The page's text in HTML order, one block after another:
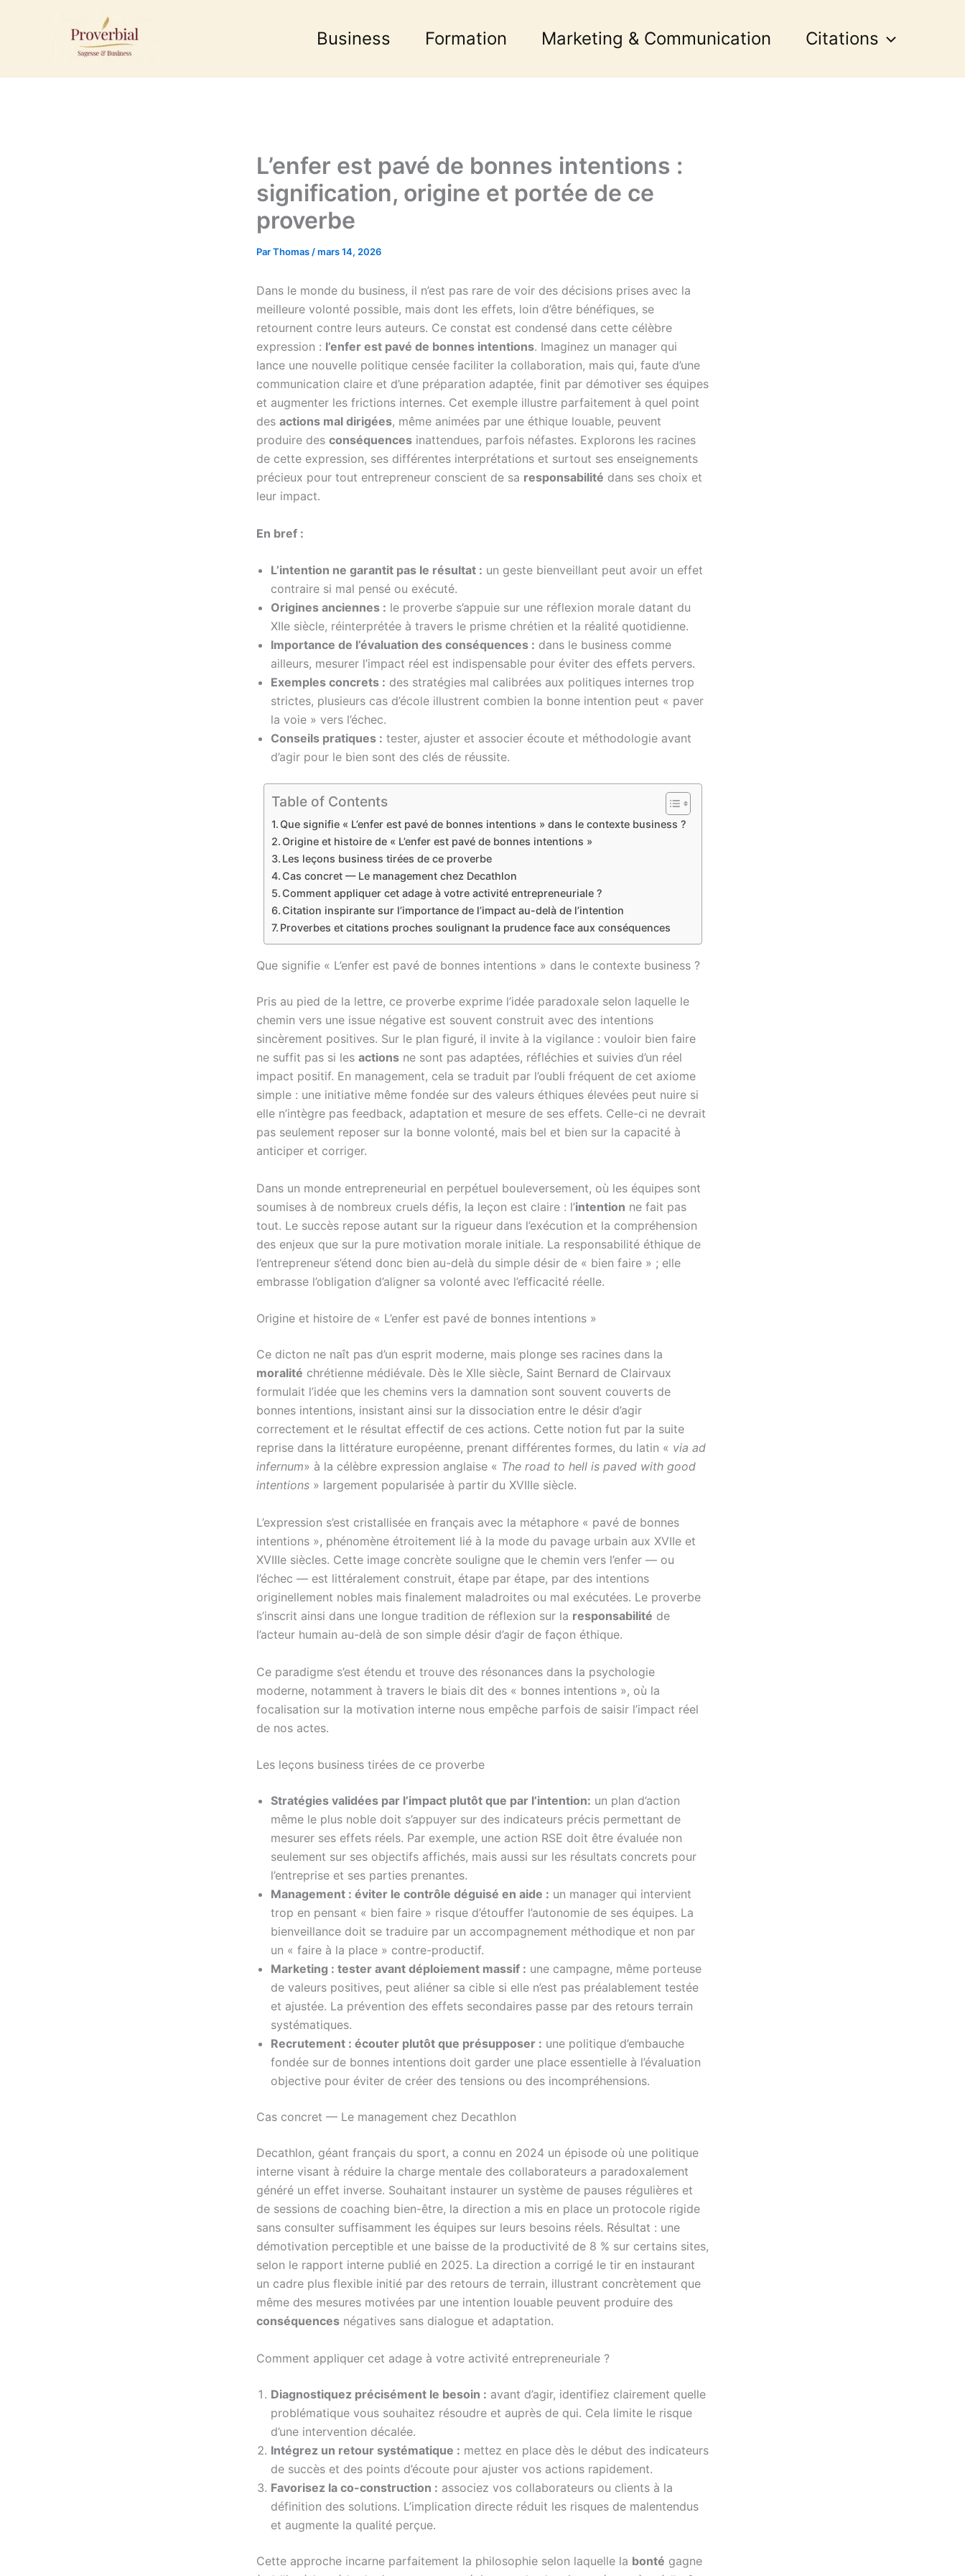
Business Formation Marketing & Communication Citations
L’enfer est pavé de bonnes intentions :
signification, origine et portée de ce
proverbe
ParThomas /mars 14, 2026
Dans le monde du business, il n’est pas rare de voir des décisions prises avec la
meilleure volonté possible, mais dont les effets, loin d’être bénéfiques, se
retournent contre leurs auteurs. Ce constat est condensé dans cette célèbre
expression : l’enfer est pavé de bonnes intentions. Imaginez un manager qui
lance une nouvelle politique censée faciliter la collaboration, mais qui, faute d’une
communication claire et d’une préparation adaptée, finit par démotiver ses équipes
et augmenter les frictions internes. Cet exemple illustre parfaitement à quel point
des actions mal dirigées, même animées par une éthique louable, peuvent
produire des conséquences inattendues, parfois néfastes. Explorons les racines
de cette expression, ses différentes interprétations et surtout ses enseignements
précieux pour tout entrepreneur conscient de sa responsabilité dans ses choix et
leur impact.
En bref :
L’intention ne garantit pas le résultat : un geste bienveillant peut avoir un effet
contraire si mal pensé ou exécuté.
Origines anciennes : le proverbe s’appuie sur une réflexion morale datant du
XIIe siècle, réinterprétée à travers le prisme chrétien et la réalité quotidienne.
Importance de l’évaluation des conséquences : dans le business comme
ailleurs, mesurer l’impact réel est indispensable pour éviter des effets pervers.
Exemples concrets : des stratégies mal calibrées aux politiques internes trop
strictes, plusieurs cas d’école illustrent combien la bonne intention peut « paver
la voie » vers l’échec.
Conseils pratiques : tester, ajuster et associer écoute et méthodologie avant
d’agir pour le bien sont des clés de réussite.
Table of Contents
Que signifie « L’enfer est pavé de bonnes intentions » dans le contexte business ?
Origine et histoire de « L’enfer est pavé de bonnes intentions »
Les leçons business tirées de ce proverbe
Cas concret — Le management chez Decathlon
Comment appliquer cet adage à votre activité entrepreneuriale ?
Citation inspirante sur l’importance de l’impact au-delà de l’intention
Proverbes et citations proches soulignant la prudence face aux conséquences
Que signifie « L’enfer est pavé de bonnes intentions » dans le contexte business ?
Pris au pied de la lettre, ce proverbe exprime l’idée paradoxale selon laquelle le
chemin vers une issue négative est souvent construit avec des intentions
sincèrement positives. Sur le plan figuré, il invite à la vigilance : vouloir bien faire
ne suffit pas si les actions ne sont pas adaptées, réfléchies et suivies d’un réel
impact positif. En management, cela se traduit par l’oubli fréquent de cet axiome
simple : une initiative même fondée sur des valeurs éthiques élevées peut nuire si
elle n’intègre pas feedback, adaptation et mesure de ses effets. Celle-ci ne devrait
pas seulement reposer sur la bonne volonté, mais bel et bien sur la capacité à
anticiper et corriger.
Dans un monde entrepreneurial en perpétuel bouleversement, où les équipes sont
soumises à de nombreux cruels défis, la leçon est claire : l’intention ne fait pas
tout. Le succès repose autant sur la rigueur dans l’exécution et la compréhension
des enjeux que sur la pure motivation morale initiale. La responsabilité éthique de
l’entrepreneur s’étend donc bien au-delà du simple désir de « bien faire » ; elle
embrasse l’obligation d’aligner sa volonté avec l’efficacité réelle.
Origine et histoire de « L’enfer est pavé de bonnes intentions »
Ce dicton ne naît pas d’un esprit moderne, mais plonge ses racines dans la
moralité chrétienne médiévale. Dès le XIIe siècle, Saint Bernard de Clairvaux
formulait l’idée que les chemins vers la damnation sont souvent couverts de
bonnes intentions, insistant ainsi sur la dissociation entre le désir d’agir
correctement et le résultat effectif de ces actions. Cette notion fut par la suite
reprise dans la littérature européenne, prenant différentes formes, du latin « via ad
infernum» à la célèbre expression anglaise « The road to hell is paved with good
intentions » largement popularisée à partir du XVIIIe siècle.
L’expression s’est cristallisée en français avec la métaphore « pavé de bonnes
intentions », phénomène étroitement lié à la mode du pavage urbain aux XVIIe et
XVIIIe siècles. Cette image concrète souligne que le chemin vers l’enfer — ou
l’échec — est littéralement construit, étape par étape, par des intentions
originellement nobles mais finalement maladroites ou mal exécutées. Le proverbe
s’inscrit ainsi dans une longue tradition de réflexion sur la responsabilité de
l’acteur humain au-delà de son simple désir d’agir de façon éthique.
Ce paradigme s’est étendu et trouve des résonances dans la psychologie
moderne, notamment à travers le biais dit des « bonnes intentions », où la
focalisation sur la motivation interne nous empêche parfois de saisir l’impact réel
de nos actes.
Les leçons business tirées de ce proverbe
Stratégies validées par l’impact plutôt que par l’intention: un plan d’action
même le plus noble doit s’appuyer sur des indicateurs précis permettant de
mesurer ses effets réels. Par exemple, une action RSE doit être évaluée non
seulement sur ses objectifs affichés, mais aussi sur les résultats concrets pour
l’entreprise et ses parties prenantes.
Management : éviter le contrôle déguisé en aide : un manager qui intervient
trop en pensant « bien faire » risque d’étouffer l’autonomie de ses équipes. La
bienveillance doit se traduire par un accompagnement méthodique et non par
un « faire à la place » contre-productif.
Marketing : tester avant déploiement massif : une campagne, même porteuse
de valeurs positives, peut aliéner sa cible si elle n’est pas préalablement testée
et ajustée. La prévention des effets secondaires passe par des retours terrain
systématiques.
Recrutement : écouter plutôt que présupposer : une politique d’embauche
fondée sur de bonnes intentions doit garder une place essentielle à l’évaluation
objective pour éviter de créer des tensions ou des incompréhensions.
Cas concret — Le management chez Decathlon
Decathlon, géant français du sport, a connu en 2024 un épisode où une politique
interne visant à réduire la charge mentale des collaborateurs a paradoxalement
généré un effet inverse. Souhaitant instaurer un système de pauses régulières et
de sessions de coaching bien-être, la direction a mis en place un protocole rigide
sans consulter suffisamment les équipes sur leurs besoins réels. Résultat : une
démotivation perceptible et une baisse de la productivité de 8 % sur certains sites,
selon le rapport interne publié en 2025. La direction a corrigé le tir en instaurant
un cadre plus flexible initié par des retours de terrain, illustrant concrètement que
même des mesures motivées par une intention louable peuvent produire des
conséquences négatives sans dialogue et adaptation.
Comment appliquer cet adage à votre activité entrepreneuriale ?
Diagnostiquez précisément le besoin : avant d’agir, identifiez clairement quelle
problématique vous souhaitez résoudre et auprès de qui. Cela limite le risque
d’une intervention décalée.
Intégrez un retour systématique : mettez en place dès le début des indicateurs
de succès et des points d’écoute pour ajuster vos actions rapidement.
Favorisez la co-construction : associez vos collaborateurs ou clients à la
définition des solutions. L’implication directe réduit les risques de malentendus
et augmente la qualité perçue.
Cette approche incarne parfaitement la philosophie selon laquelle la bonté gagne